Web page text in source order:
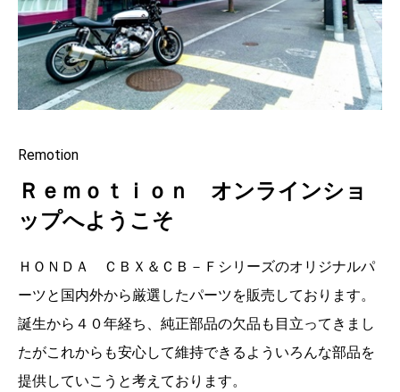
Remotion
Ｒｅｍｏｔｉｏｎ オンラインショ
ップへようこそ
ＨＯＮＤＡ ＣＢＸ＆ＣＢ－Ｆシリーズのオリジナルパ
ーツと国内外から厳選したパーツを販売しております。
誕生から４０年経ち、純正部品の欠品も目立ってきまし
たがこれからも安心して維持できるよういろんな部品を
提供していこうと考えております。